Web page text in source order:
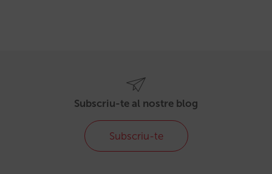
Subscriu-te al nostre blog
Subscriu-te